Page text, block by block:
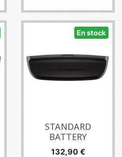
En stock
STANDARD
BATTERY
Precio
132,90 €